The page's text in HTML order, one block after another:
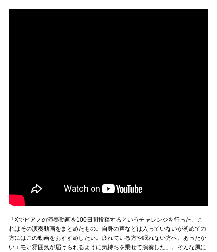
「Xでピアノの演奏動画を100日間投稿するというチャレンジを行った。こ
れはその演奏動画をまとめたもの。自身の声などは入っていないが初めての
方にはこの動画をおすすめしたい。疲れている方や眠れない方へ、あったか
いエモい雰囲気が届けられるように気持ちを乗せて演奏した」。そんな風に